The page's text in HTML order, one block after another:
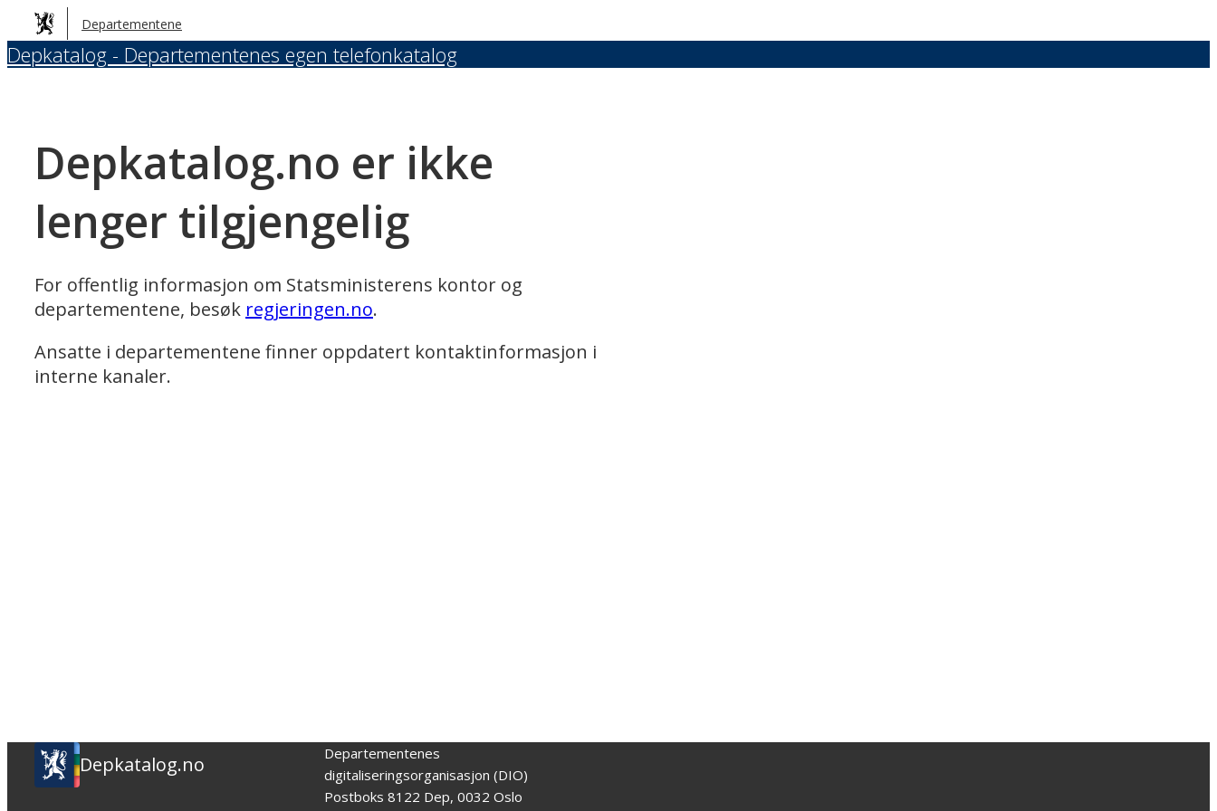
Hopp
til
hovedinnhold
Departementene
Depkatalog - Departementenes egen telefonkatalog
Depkatalog.no er ikke
lenger tilgjengelig
For offentlig informasjon om Statsministerens kontor og
departementene, besøk regjeringen.no.
Ansatte i departementene finner oppdatert kontaktinformasjon i
interne kanaler.
Depkatalog.no
Departementenes
digitaliseringsorganisasjon (DIO)
Postboks 8122 Dep, 0032 Oslo